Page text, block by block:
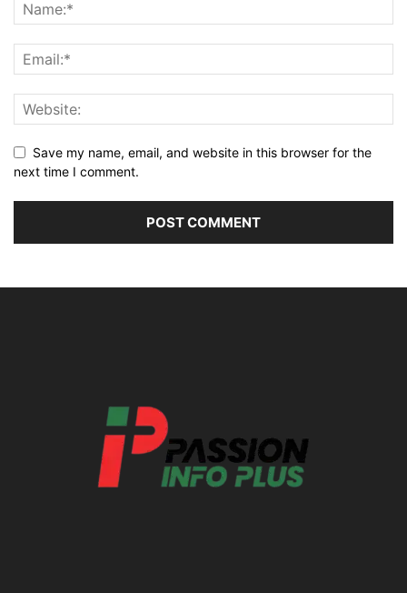
Save my name, email, and website in this browser for the
next time I comment.